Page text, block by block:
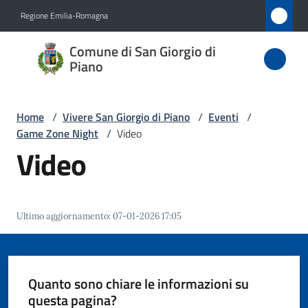
Regione Emilia-Romagna
Comune di San Giorgio di
Piano
Comune
di San
di Piano
Amministrazione
Vivere
San
Home / Vivere San Giorgio di Piano / Eventi /
Game Zone Night / Video
Video
Ultimo aggiornamento:07-01-2026 17:05
Quanto sono chiare le informazioni su
questa pagina?